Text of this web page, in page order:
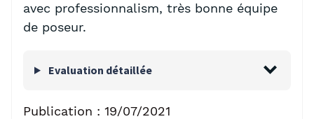
avec professionnalism, très bonne équipe
de poseur.
Evaluation détaillée
Publication : 19/07/2021